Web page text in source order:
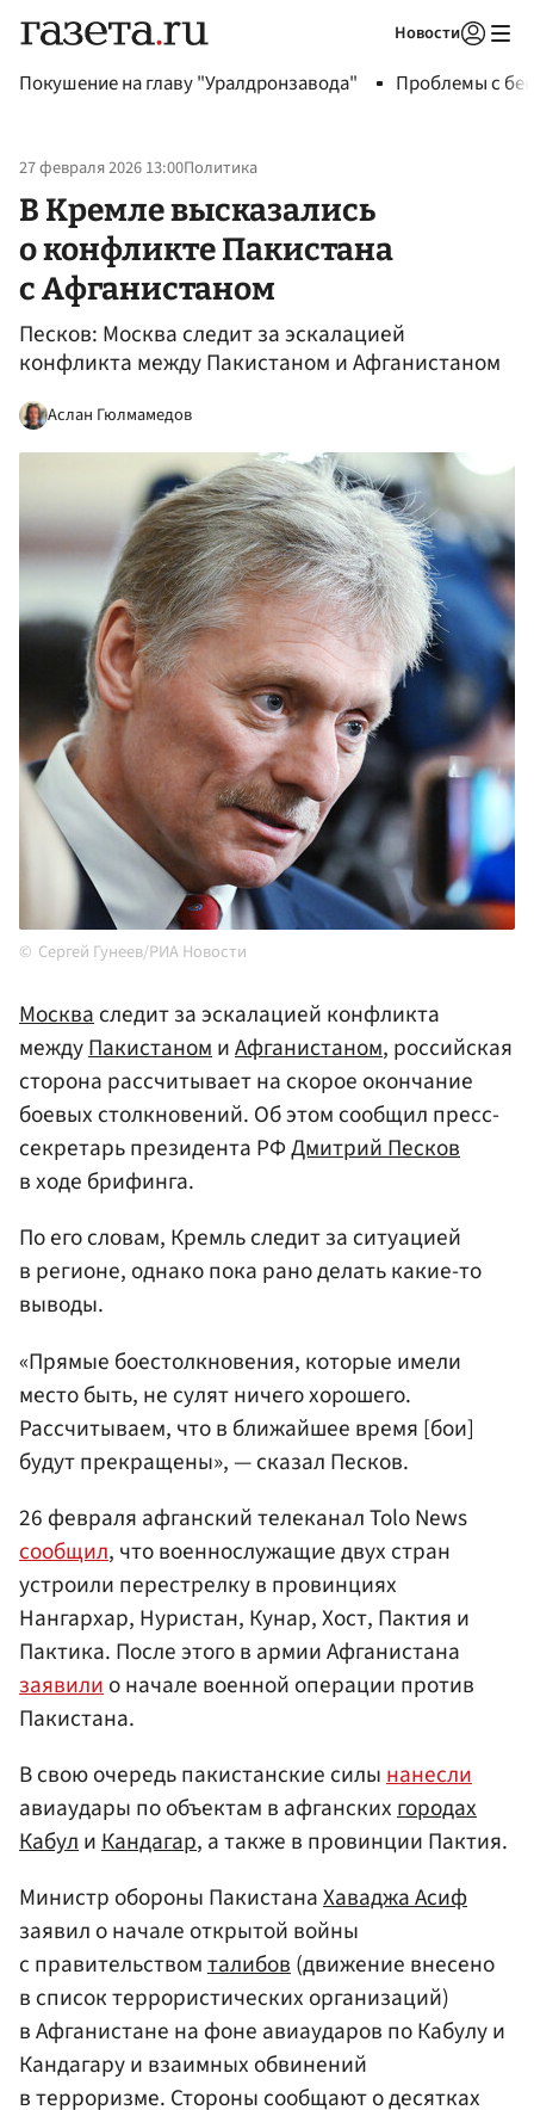
Новости
Покушение на главу "Уралдронзавода" Проблемы с
27 февраля 2026 13:00Политика
В Кремле высказались
о конфликте Пакистана
с Афганистаном
Песков: Москва следит за эскалацией
конфликта между Пакистаном и Афганистаном
Аслан Гюлмамедов
Сергей Гунеев/РИА Новости
Москваследит за эскалацией конфликта
междуПакистаномиАфганистаном, российская
сторона рассчитывает на скорое окончание
боевых столкновений. Об этом сообщил пресс-
секретарь президента РФДмитрий Песков
в ходе брифинга.
По его словам, Кремль следит за ситуацией
в регионе, однако пока рано делать какие-то
выводы.
«Прямые боестолкновения, которые имели
место быть, не сулят ничего хорошего.
Рассчитываем, что в ближайшее время [бои]
будут прекращены», — сказал Песков.
26 февраля афганский телеканал Tolo News
сообщил, что военнослужащие двух стран
устроили перестрелку в провинциях
Нангархар, Нуристан, Кунар, Хост, Пактия и
Пактика. После этого в армии Афганистана
заявилио начале военной операции против
Пакистана.
В свою очередь пакистанские силынанесли
авиаудары по объектам в афганскихгородах
КабулиКандагар, а также в провинции Пактия.
Министр обороны ПакистанаХаваджа Асиф
заявил о начале открытой войны
с правительствомталибов(движение внесено
в список террористических организаций)
в Афганистане на фоне авиаударов по Кабулу и
Кандагару и взаимных обвинений
в терроризме. Стороны сообщают о десятках